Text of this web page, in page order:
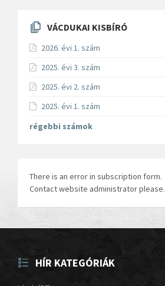
VÁCDUKAI KISBÍRÓ
2026. évi 1. szám
2025. évi 3. szám
2025. évi 2. szám
2025. évi 1. szám
régebbi számok
There is an error in subscription form.
Contact website administrator please.
HÍR KATEGÓRIÁK